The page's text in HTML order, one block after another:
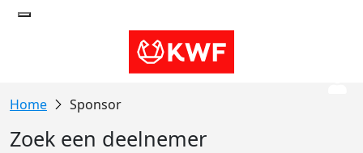
Sponsor
Zoek een deelnemer